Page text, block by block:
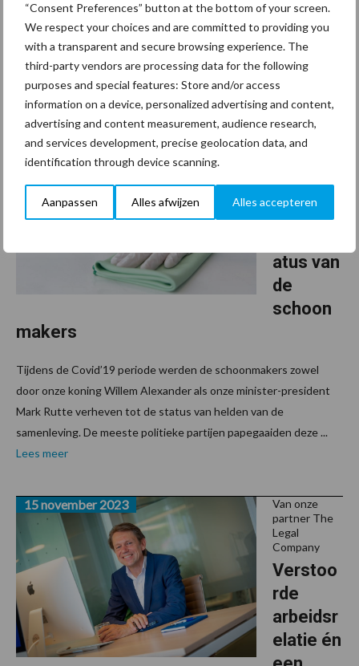
“Consent Preferences” button at the bottom of your screen.
We respect your choices and are committed to providing you
with a transparent and secure browsing experience. The
third-party vendors are processing data for the following
purposes and special features: Store and/or access
information on a device, personalized advertising and content,
advertising and content measurement, audience research,
and services development, precise geolocation data, and
identification through device scanning.
Aanpassen Alles afwijzen Alles accepteren
Minister Carola Schouten voor Armoedebeleid, Participatie en
Pensioenen was op 8 november 2023 op bezoek bij Pensioen
Schoonmaak in Amsterdam. Tijdens dit bezoek bewonderde zij
een nieuwe, slimme vertaalapp. Hiermee kan Pensioen ...
Lees meer
De
elijkheid
van de
atus van
de
schoon
makers
16 november 2023
Tijdens de Covid’19 periode werden de schoonmakers zowel
door onze koning Willem Alexander als onze minister-president
Mark Rutte verheven tot de status van helden van de
samenleving. De meeste politieke partijen papegaaiden deze ...
Lees meer
Van onze
partner The
Legal
Company
Verstoo
rde
arbeidsr
elatie én
15 november 2023